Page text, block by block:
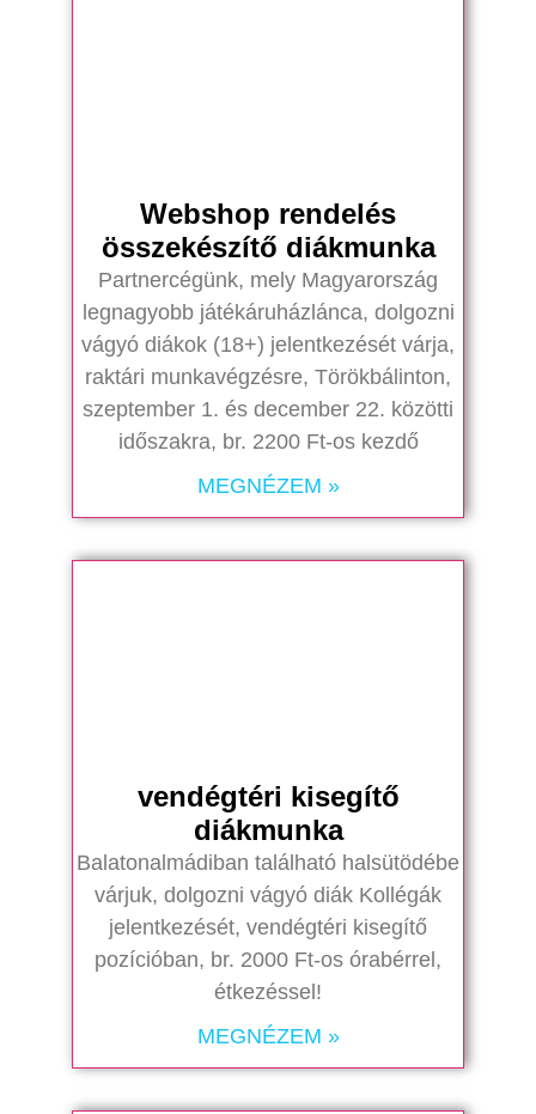
Webshop rendelés
összekészítő diákmunka
Partnercégünk, mely Magyarország
legnagyobb játékáruházlánca, dolgozni
vágyó diákok (18+) jelentkezését várja,
raktári munkavégzésre, Törökbálinton,
szeptember 1. és december 22. közötti
időszakra, br. 2200 Ft-os kezdő
MEGNÉZEM »
vendégtéri kisegítő
diákmunka
Balatonalmádiban található halsütödébe
várjuk, dolgozni vágyó diák Kollégák
jelentkezését, vendégtéri kisegítő
pozícióban, br. 2000 Ft-os órabérrel,
étkezéssel!
MEGNÉZEM »